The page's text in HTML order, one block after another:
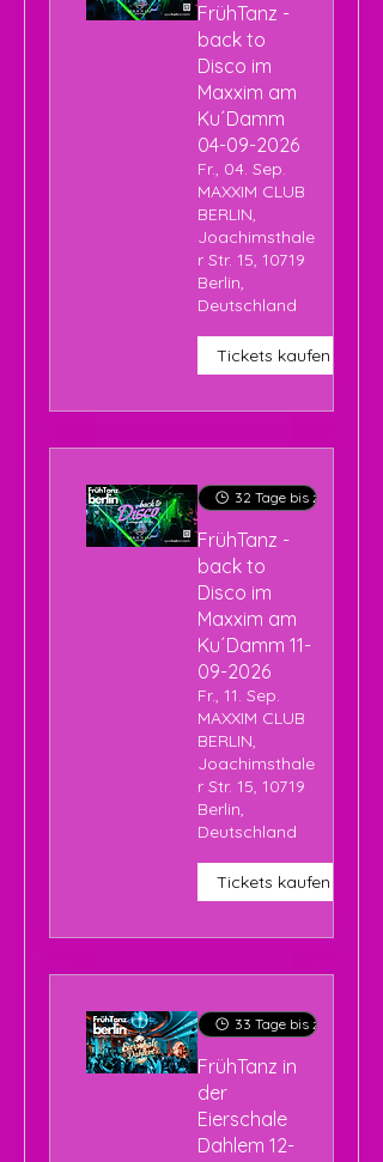
FrühTanz -
back to
Disco im
Maxxim am
Ku´Damm
04-09-2026
Fr., 04. Sep.
MAXXIM CLUB
BERLIN,
Joachimsthale
r Str. 15, 10719
Berlin,
Deutschland
Tickets kaufen
32 Tage bis zur
FrühTanz -
back to
Disco im
Maxxim am
Ku´Damm 11-
09-2026
Fr., 11. Sep.
MAXXIM CLUB
BERLIN,
Joachimsthale
r Str. 15, 10719
Berlin,
Deutschland
Tickets kaufen
33 Tage bis zur
FrühTanz in
der
Eierschale
Dahlem 12-